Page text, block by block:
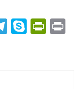
Telegram
Skype